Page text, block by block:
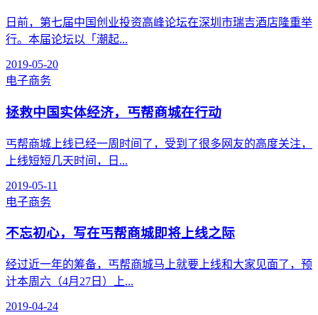
日前，第七届中国创业投资高峰论坛在深圳市瑞吉酒店隆重举
行。本届论坛以「潮起...
2019-05-20
电子商务
拯救中国实体经济，丐帮商城在行动
丐帮商城上线已经一周时间了，受到了很多网友的高度关注，
上线短短几天时间，日...
2019-05-11
电子商务
不忘初心，写在丐帮商城即将上线之际
经过近一年的筹备，丐帮商城马上就要上线和大家见面了，预
计本周六（4月27日）上...
2019-04-24